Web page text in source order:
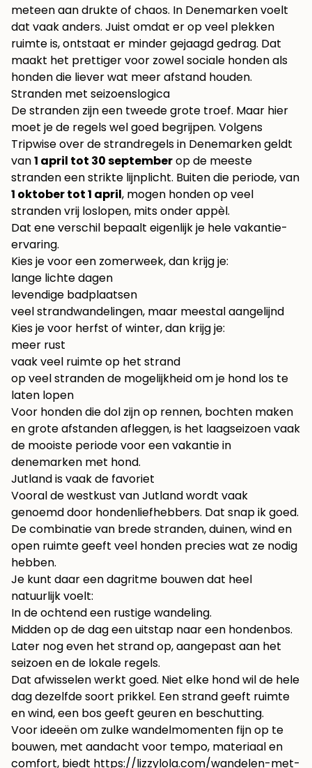
meteen aan drukte of chaos. In Denemarken voelt
dat vaak anders. Juist omdat er op veel plekken
ruimte is, ontstaat er minder gejaagd gedrag. Dat
maakt het prettiger voor zowel sociale honden als
honden die liever wat meer afstand houden.
Stranden met seizoenslogica
De stranden zijn een tweede grote troef. Maar hier
moet je de regels wel goed begrijpen. Volgens
Tripwise over de strandregels in Denemarkengeldt
van1 april tot 30 septemberop de meeste
stranden een strikte lijnplicht. Buiten die periode, van
1 oktober tot 1 april, mogen honden op veel
stranden vrij loslopen, mits onder appèl.
Dat ene verschil bepaalt eigenlijk je hele vakantie-
ervaring.
Kies je voor een zomerweek, dan krijg je:
lange lichte dagen
levendige badplaatsen
veel strandwandelingen, maar meestal aangelijnd
Kies je voor herfst of winter, dan krijg je:
meer rust
vaak veel ruimte op het strand
op veel stranden de mogelijkheid om je hond los te
laten lopen
Voor honden die dol zijn op rennen, bochten maken
en grote afstanden afleggen, is het laagseizoen vaak
de mooiste periode voor een vakantie in
denemarken met hond.
Jutland is vaak de favoriet
Vooral de westkust van Jutland wordt vaak
genoemd door hondenliefhebbers. Dat snap ik goed.
De combinatie van brede stranden, duinen, wind en
open ruimte geeft veel honden precies wat ze nodig
hebben.
Je kunt daar een dagritme bouwen dat heel
natuurlijk voelt:
In de ochtend een rustige wandeling.
Midden op de dag een uitstap naar een hondenbos.
Later nog even het strand op, aangepast aan het
seizoen en de lokale regels.
Dat afwisselen werkt goed. Niet elke hond wil de hele
dag dezelfde soort prikkel. Een strand geeft ruimte
en wind, een bos geeft geuren en beschutting.
Voor ideeën om zulke wandelmomenten fijn op te
bouwen, met aandacht voor tempo, materiaal en
comfort, biedt https://lizzylola.com/wandelen-met-